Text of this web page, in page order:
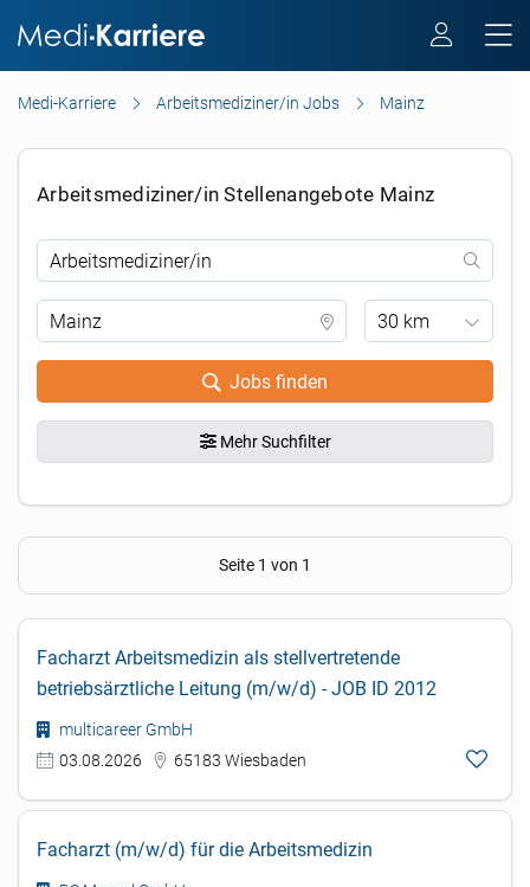
Medi-Karriere Arbeitsmediziner/in Jobs Mainz
Arbeitsmediziner/in Stellenangebote Mainz
30 km
Jobs finden
Mehr Suchfilter
Seite 1 von 1
Facharzt Arbeitsmedizin als stellvertretende
betriebsärztliche Leitung (m/w/d) - JOB ID 2012
multicareer GmbH
03.08.2026
65183 Wiesbaden
Facharzt (m/w/d) für die Arbeitsmedizin